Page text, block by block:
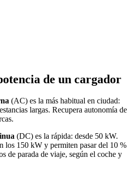
de un cargador
(AC) es la más habitual en ciudad:
largas. Recupera autonomía de
(DC) es la rápida: desde 50 kW.
los 150 kW y permiten pasar del 10 %
de parada de viaje, según el coche y